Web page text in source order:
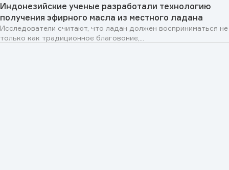
Индонезийские ученые разработали технологию
получения эфирного масла из местного ладана
Исследователи считают, что ладан должен восприниматься не
только как традиционное благовоние,...